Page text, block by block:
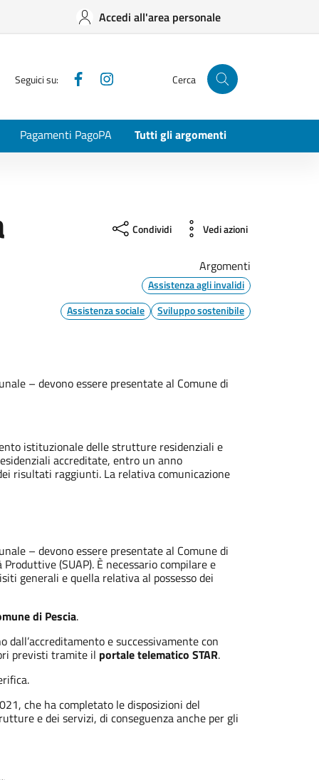
Accedi all'area personale
Seguici su: Facebook Cerca
Pagamenti PagoPA Tutti gli argomenti
Condividi Vedi azioni
Argomenti
Assistenza agli invalidi
Assistenza sociale
Sviluppo sostenibile
– devono essere presentate al Comune di
istituzionale delle strutture residenziali e
accreditate, entro un anno
risultati raggiunti. La relativa comunicazione
– devono essere presentate al Comune di
(SUAP). È necessario compilare e
generali e quella relativa al possesso dei
di Pescia.
e successivamente con
previsti tramite il portale telematico STAR.
che ha completato le disposizioni del
e dei servizi, di conseguenza anche per gli